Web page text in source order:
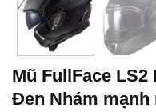
Mũ FullFace LS2
Đen Nhám mạnh